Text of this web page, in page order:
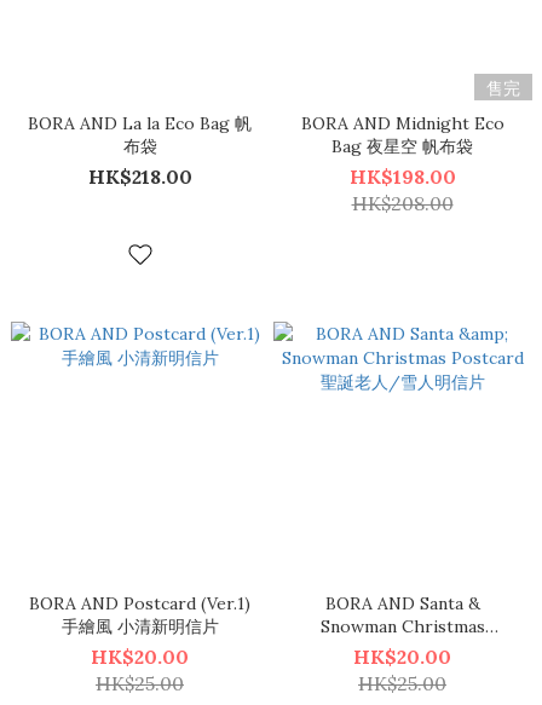
BORA AND La la Eco Bag 帆
布袋
HK$218.00
售完
BORA AND Midnight Eco
Bag 夜星空 帆布袋
HK$198.00
HK$208.00
BORA AND Postcard (Ver.1)
手繪風 小清新明信片
HK$20.00
HK$25.00
BORA AND Santa &
Snowman Christmas
Postcard 聖誕老人/雪人明信
片
HK$20.00
HK$25.00